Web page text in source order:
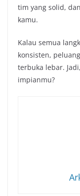
tim yang solid,
kamu.
Kalau semua
konsisten,
terbuka lebar.
impianmu?